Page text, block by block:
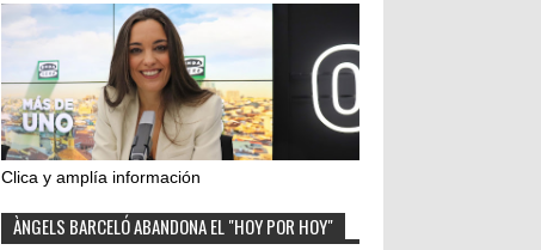
Clica y amplía información
ÀNGELS BARCELÓ ABANDONA EL "HOY POR HOY"